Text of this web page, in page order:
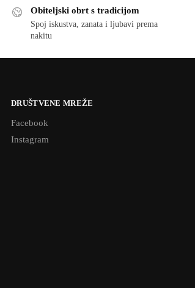
Obiteljski obrt s tradicijom
Spoj iskustva, zanata i ljubavi prema
nakitu
DRUŠTVENE MREŽE
Facebook
Instagram